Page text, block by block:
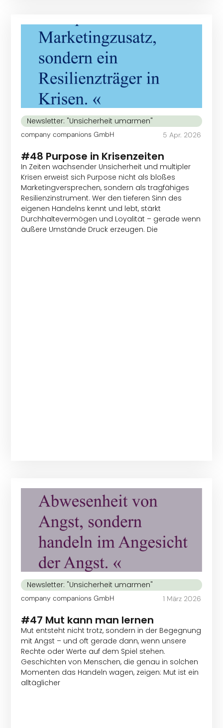
Newsletter: "Unsicherheit umarmen"
company companions GmbH 5 Apr. 2026
#48 Purpose in Krisenzeiten
In Zeiten wachsender Unsicherheit und multipler
Krisen erweist sich Purpose nicht als bloßes
Marketingversprechen, sondern als tragfähiges
Resilienzinstrument. Wer den tieferen Sinn des
eigenen Handelns kennt und lebt, stärkt
Durchhaltevermögen und Loyalität – gerade wenn
äußere Umstände Druck erzeugen. Die
Newsletter: "Unsicherheit umarmen"
company companions GmbH 1 März 2026
#47 Mut kann man lernen
Mut entsteht nicht trotz, sondern in der Begegnung
mit Angst – und oft gerade dann, wenn unsere
Rechte oder Werte auf dem Spiel stehen.
Geschichten von Menschen, die genau in solchen
Momenten das Handeln wagen, zeigen: Mut ist ein
alltäglicher